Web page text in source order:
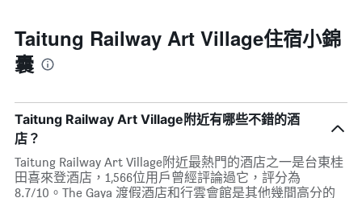
Taitung Railway Art Village住宿小錦
囊
Taitung Railway Art Village附近有哪些不錯的酒
店？
Taitung Railway Art Village附近最熱門的酒店之一是台東桂
田喜來登酒店，1,566位用戶曾經評論過它，評分為
8.7/10。The Gaya 渡假酒店和行雲會館是其他幾間高分的